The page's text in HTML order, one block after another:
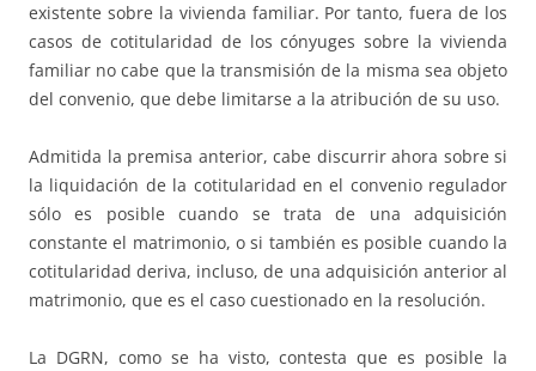
existente sobre la vivienda familiar. Por tanto, fuera de los
casos de cotitularidad de los cónyuges sobre la vivienda
familiar no cabe que la transmisión de la misma sea objeto
del convenio, que debe limitarse a la atribución de su uso.
Admitida la premisa anterior, cabe discurrir ahora sobre si
la liquidación de la cotitularidad en el convenio regulador
sólo es posible cuando se trata de una adquisición
constante el matrimonio, o si también es posible cuando la
cotitularidad deriva, incluso, de una adquisición anterior al
matrimonio, que es el caso cuestionado en la resolución.
La DGRN, como se ha visto, contesta que es posible la